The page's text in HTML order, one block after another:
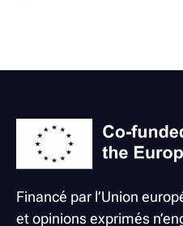
Financé par l’Union
et opinions exprimés